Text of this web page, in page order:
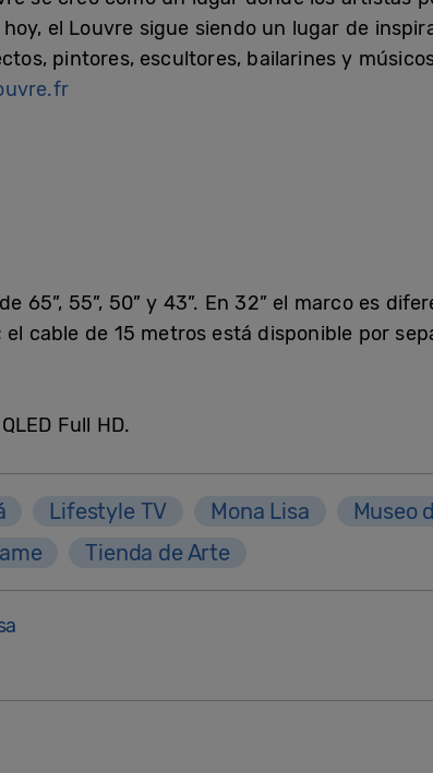
el Louvre sigue siendo un lugar de
pintores, escultores, bailarines y
65”, 55”, 50” y 43”. En 32” el marco es
cable de 15 metros está disponible por
Full HD.
Lifestyle TV Mona Lisa
Museo
Tienda de Arte